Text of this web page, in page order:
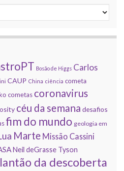
Bosão de Higgs Carlos
CAUP China ciência cometa
cometas coronavirus
céu da semana desafios
fim do mundo geologia em
Marte Missão Cassini
Neil deGrasse Tyson
da descoberta